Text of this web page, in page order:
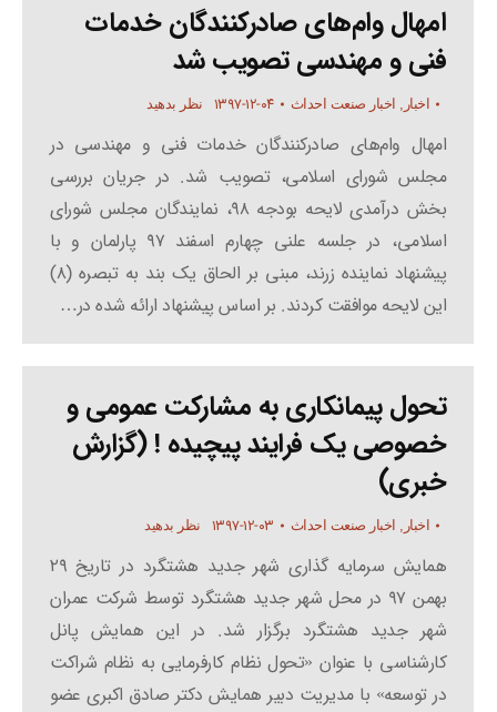
امهال وام‌های صادرکنندگان خدمات
فنی و مهندسی تصویب شد
اخبار , اخبار صنعت احداث ۱۳۹۷-۱۲-۰۴ نظر بدهید
امهال وام‌های صادرکنندگان خدمات فنی و مهندسی در
مجلس شورای اسلامی، تصویب شد. در جریان بررسی
بخش درآمدی لایحه بودجه ۹۸، نمایندگان مجلس شورای
اسلامی، در جلسه علنی چهارم اسفند ۹۷ پارلمان و با
پیشنهاد نماینده زرند، مبنی بر الحاق یک بند به تبصره (۸)
این لایحه موافقت کردند. بر اساس پیشنهاد ارائه شده در…
تحول پیمانکاری به مشارکت عمومی و
خصوصی یک فرایند پیچیده ! (گزارش
خبری)
اخبار , اخبار صنعت احداث ۱۳۹۷-۱۲-۰۳ نظر بدهید
همایش سرمایه گذاری شهر جدید هشتگرد در تاریخ ۲۹
بهمن ۹۷ در محل شهر جدید هشتگرد توسط شرکت عمران
شهر جدید هشتگرد برگزار شد. در این همایش پانل
کارشناسی با عنوان «تحول نظام کارفرمایی به نظام شراکت
در توسعه» با مدیریت دبیر همایش دکتر صادق اکبری عضو